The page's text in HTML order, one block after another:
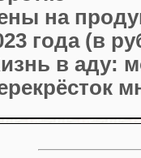
на
года (в
в аду: